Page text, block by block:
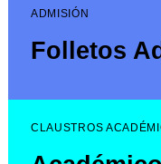
ADMISIÓN
Folletos
CLAUSTROS